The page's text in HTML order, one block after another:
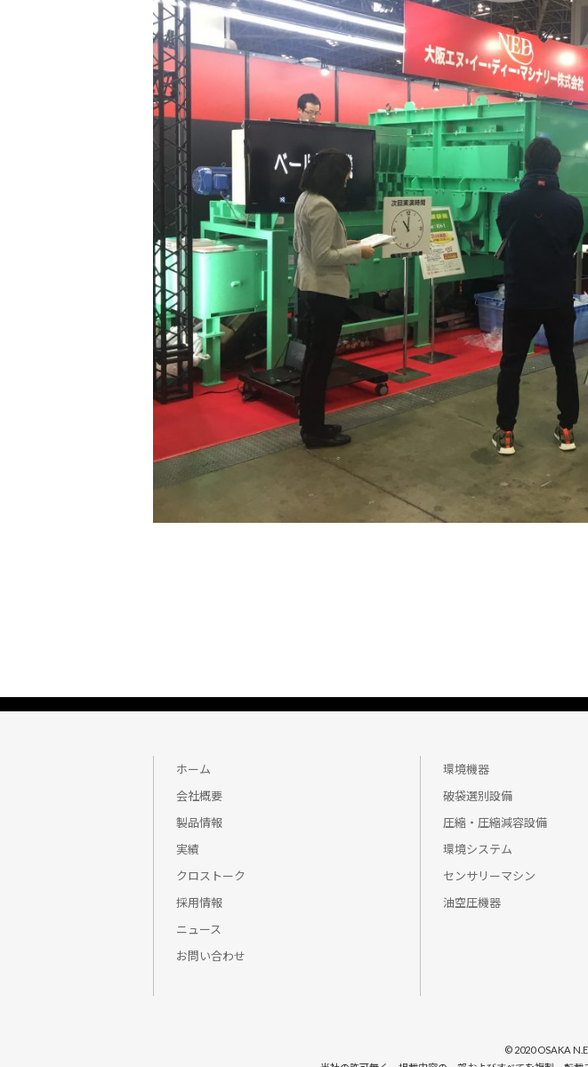
ホーム
会社概要
製品情報
実績
クロストーク
採用情報
ニュース
お問い合わせ
環境機器
破袋選別設備
圧縮・圧縮減容設備
環境システム
センサリーマシン
油空圧機器
© 2020 OSAKA